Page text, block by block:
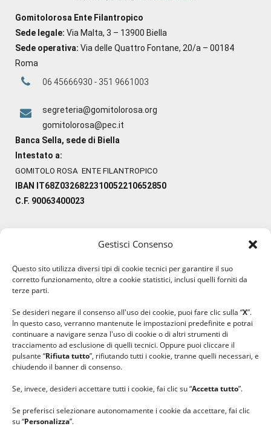
Gestisci Consenso
Questo sito utilizza diversi tipi di cookie tecnici per garantire il suo
corretto funzionamento, oltre a cookie statistici, inclusi quelli forniti da
terze parti.
Se desideri negare il consenso all'uso dei cookie, puoi fare clic sulla “X”.
In questo caso, verranno mantenute le impostazioni predefinite e potrai
continuare a navigare senza l'uso di cookie o di altri strumenti di
tracciamento ad esclusione di quelli tecnici. Oppure puoi cliccare il
pulsante “Rifiuta tutto”, rifiutando tutti i cookie, tranne quelli necessari, e
chiudendo il banner di consenso.
Se, invece, desideri accettare tutti i cookie, fai clic su “Accetta tutto”.
Se preferisci selezionare autonomamente i cookie da accettare, fai clic
su “Personalizza”.
Gomitolorosa Ente Filantropico
Sede legale: Via Malta, 3 – 13900 Biella
Sede operativa: Via delle Quattro Fontane, 20/a – 00184
Roma
06 45666930 - 351 9661003
segreteria@gomitolorosa.org
gomitolorosa@pec.it
Banca Sella, sede di Biella
Intestato a:
GOMITOLO ROSA ENTE FILANTROPICO
IBAN IT68Z0326822310052210652850
C.F. 90063400023
#lanaterapia
#ilcaloredellempatia